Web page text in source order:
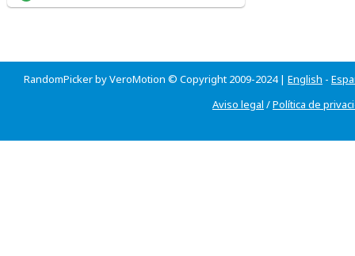
RandomPicker by VeroMotion © Copyright 2009-2024 | English -
Aviso legal /Política de